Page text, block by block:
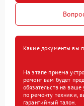
Какие документы вы
На этапе приема
ремонт вам будет
обязательств на ваше
по ремонту техники,
гарантийный талон.